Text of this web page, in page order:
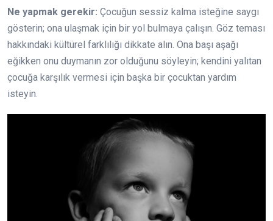
Ne yapmak gerekir: Çocuğun sessiz kalma isteğine saygı
gösterin; ona ulaşmak için bir yol bulmaya çalışın. Göz teması
hakkındaki kültürel farklılığı dikkate alın. Ona başı aşağı
eğikken onu duymanın zor olduğunu söyleyin; kendini yalıtan
çocuğa karşılık vermesi için başka bir çocuktan yardım
isteyin.